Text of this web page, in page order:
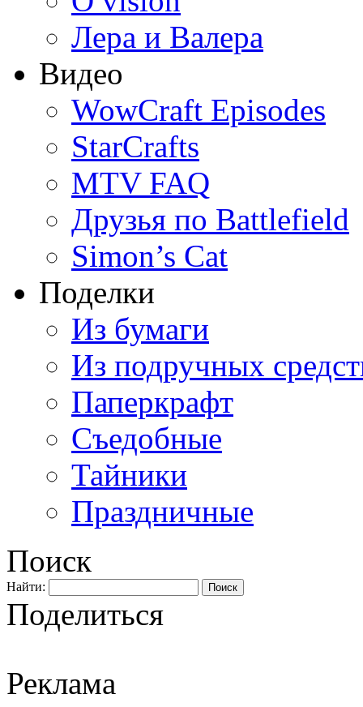
Лера и Валера
Видео
WowCraft Episodes
StarCrafts
MTV FAQ
Друзья по Battlefield
Simon’s Cat
Поделки
Из бумаги
Из подручных
Паперкрафт
Съедобные
Тайники
Праздничные
Поиск
Найти:
Поделиться
Реклама